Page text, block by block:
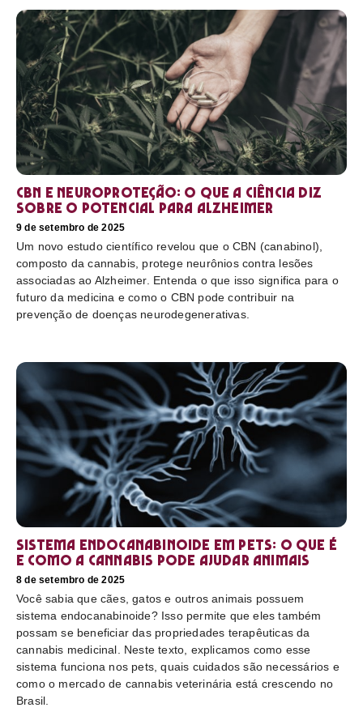
CBN e neuroproteção: o que a ciência diz
sobre o potencial para Alzheimer
9 de setembro de 2025
Um novo estudo científico revelou que o CBN (canabinol),
composto da cannabis, protege neurônios contra lesões
associadas ao Alzheimer. Entenda o que isso significa para o
futuro da medicina e como o CBN pode contribuir na
prevenção de doenças neurodegenerativas.
Sistema endocanabinoide em pets: o que é
e como a cannabis pode ajudar animais
8 de setembro de 2025
Você sabia que cães, gatos e outros animais possuem
sistema endocanabinoide? Isso permite que eles também
possam se beneficiar das propriedades terapêuticas da
cannabis medicinal. Neste texto, explicamos como esse
sistema funciona nos pets, quais cuidados são necessários e
como o mercado de cannabis veterinária está crescendo no
Brasil.